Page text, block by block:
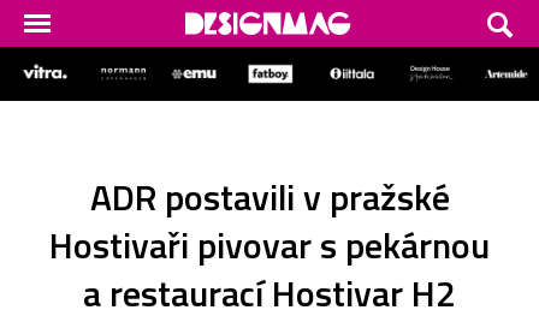
ADR postavili v pražské
Hostivaři pivovar s pekárnou
a restaurací Hostivar H2